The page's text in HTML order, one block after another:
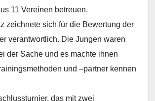
11 Vereinen betreuen.
zeichnete sich für die Bewertung der
verantwortlich. Die Jungen waren
der Sache und es machte ihnen
und –partner kennen
das mit zwei